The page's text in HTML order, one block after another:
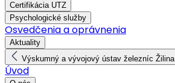
Certifikácia UTZ
Psychologické služby
Osvedčenia a oprávnenia
Aktuality
Výskumný a vývojový ústav železníc Žilina
Úvod